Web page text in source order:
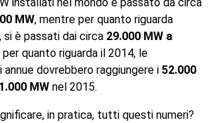
installati nel mondo è passato da circa
MW, mentre per quanto riguarda
si è passati dai circa 29.000 MW a
quanto riguarda il 2014, le
annue dovrebbero raggiungere i 52.000
MWnel 2015.
in pratica, tutti questi numeri?